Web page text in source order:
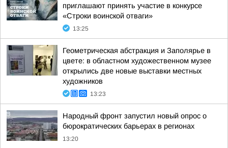
приглашают принять участие в конкурсе
«Строки воинской отваги»
13:25
Геометрическая абстракция и Заполярье в
цвете: в областном художественном музее
открылись две новые выставки местных
художников
13:23
Народный фронт запустил новый опрос о
бюрократических барьерах в регионах
13:20